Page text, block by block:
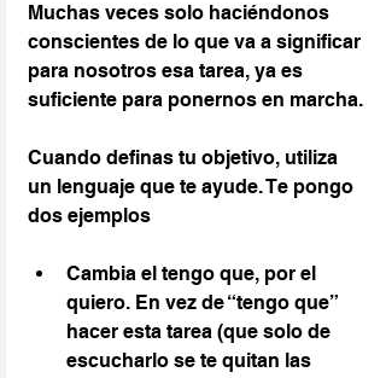
Muchas veces solo haciéndonos
conscientes de lo que va a significar
para nosotros esa tarea, ya es
suficiente para ponernos en marcha.
Cuando definas tu objetivo, utiliza
un lenguaje que te ayude. Te pongo
dos ejemplos
Cambia el tengo que, por el
quiero. En vez de “tengo que”
hacer esta tarea (que solo de
escucharlo se te quitan las